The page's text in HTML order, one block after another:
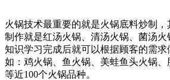
火锅技术最重要的就是火锅底料炒制
制作就是红汤火锅、清汤火锅、菌汤
知识学习完成后就可以根据顾客的需求
如：鸡火锅、鱼火锅、美蛙鱼头火锅
等近100个火锅品种。